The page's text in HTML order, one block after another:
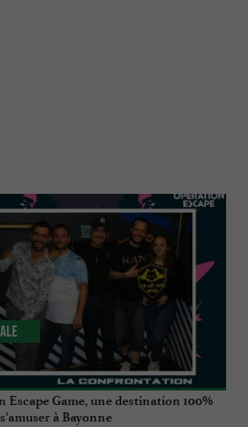
Escape Game, une destination 100%
à Bayonne